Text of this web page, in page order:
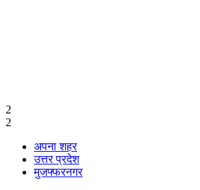
2
2
अपना शहर
उत्तर प्रदेश
मुजफ्फरनगर